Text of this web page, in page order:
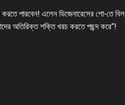
করতে পারবেন! এলেন ডিজেনারেসের শো-তে বিল
অতিরিক্ত শক্তি খরচ করতে পছন্দ করে”!